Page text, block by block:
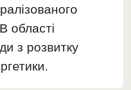
області
з розвитку